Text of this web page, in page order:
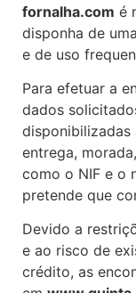
fornalha.com é
disponha de
e de uso
Para efetuar a
dados
entrega,
como o NIF e o
pretende que
Devido a
e ao risco de
crédito, as